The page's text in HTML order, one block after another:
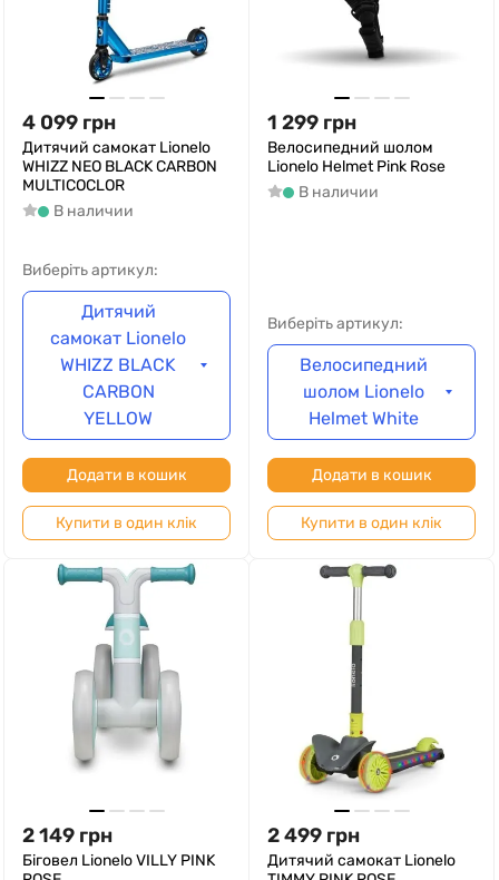
4 099 грн
Дитячий самокат Lionelo
WHIZZ NEO BLACK CARBON
MULTICOCLOR
В наличии
Виберіть артикул:
Дитячий
самокат Lionelo
WHIZZ BLACK
CARBON
YELLOW
Додати в кошик
Купити в один клік
1 299 грн
Велосипедний шолом
Lionelo Helmet Pink Rose
В наличии
Виберіть артикул:
Велосипедний
шолом Lionelo
Helmet White
Додати в кошик
Купити в один клік
2 149 грн
Біговел Lionelo VILLY PINK
2 499 грн
Дитячий самокат Lionelo